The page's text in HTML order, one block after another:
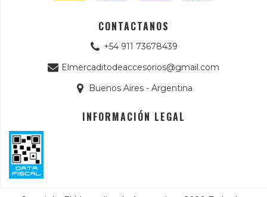
CONTACTANOS
+54 911 73678439
Elmercaditodeaccesorios@gmail.com
Buenos Aires - Argentina
INFORMACIÓN LEGAL